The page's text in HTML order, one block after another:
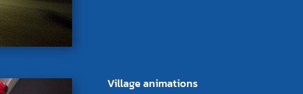
Village animations